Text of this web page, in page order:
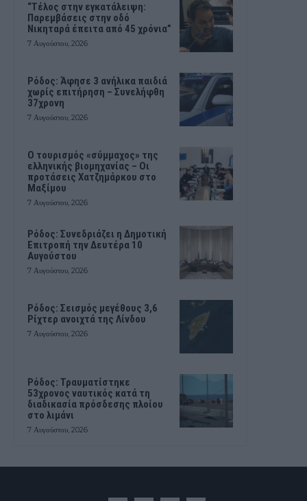
“Τέλος στην εγκατάλειψη:
Παρεμβάσεις στην οδό
Νικηταρά έπειτα από 45 χρόνια”
7 Αυγούστου, 2026
Ρόδος: Άφησε 3 ανήλικα παιδιά
χωρίς επιτήρηση – Συνελήφθη
37χρονη
7 Αυγούστου, 2026
Ο τουρισμός «σύμμαχος» της
ελληνικής βιομηχανίας – Οι
προτάσεις Χατζημάρκου στο
Μαξίμου
7 Αυγούστου, 2026
Ρόδος: Συνεδριάζει η Δημοτική
Επιτροπή την Δευτέρα 10
Αυγούστου
7 Αυγούστου, 2026
Ρόδος: Σεισμός μεγέθους 3,6
Ρίχτερ ανοιχτά της Λίνδου
7 Αυγούστου, 2026
Ρόδος: Τραυματίστηκε
53χρονος ναυτικός κατά τη
διαδικασία πρόσδεσης πλοίου
στο λιμάνι
7 Αυγούστου, 2026